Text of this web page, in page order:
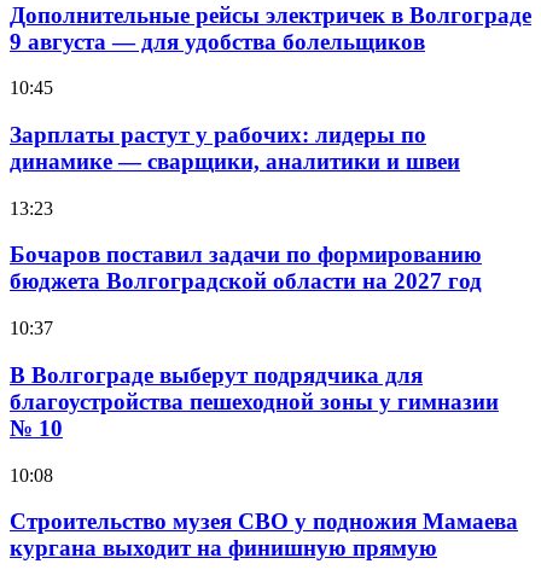
Дополнительные рейсы электричек в Волгограде
9 августа — для удобства болельщиков
10:45
Зарплаты растут у рабочих: лидеры по
динамике — сварщики, аналитики и швеи
13:23
Бочаров поставил задачи по формированию
бюджета Волгоградской области на 2027 год
10:37
В Волгограде выберут подрядчика для
благоустройства пешеходной зоны у гимназии
№ 10
10:08
Строительство музея СВО у подножия Мамаева
кургана выходит на финишную прямую